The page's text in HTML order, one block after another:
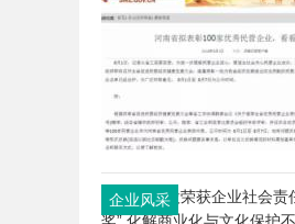
企业风采